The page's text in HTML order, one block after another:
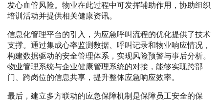
发心血管风险。物业在此过程中可发挥辅助作用，协助组织
培训活动并提供相关健康资讯。
信息化管理平台的引入，为应急呼叫流程的优化提供了技术
支撑。通过集成心率监测数据、呼叫记录和物业响应情况，
构建数据驱动的安全管理体系，实现风险预警与事后分析。
物业管理系统与企业健康管理系统的对接，能够实现跨部
门、跨岗位的信息共享，提升整体应急响应效率。
最后，建立多方联动的应急保障机制是保障员工安全的保